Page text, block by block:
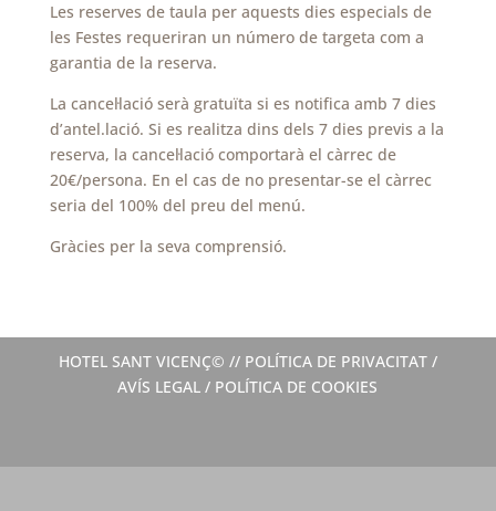
Les reserves de taula per aquests dies especials de
les Festes requeriran un número de targeta com a
garantia de la reserva.
La cancel·lació serà gratuïta si es notifica amb 7 dies
d’antel.lació. Si es realitza dins dels 7 dies previs a la
reserva, la cancel·lació comportarà el càrrec de
20€/persona. En el cas de no presentar-se el càrrec
seria del 100% del preu del menú.
Gràcies per la seva comprensió.
HOTEL SANT VICENÇ© //POLÍTICA DE PRIVACITAT/
AVÍS LEGAL / POLÍTICA DE COOKIES